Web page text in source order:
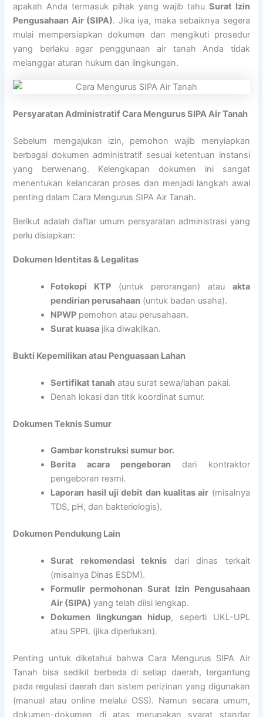
apakah Anda termasuk pihak yang wajib tahu Surat Izin
Pengusahaan Air (SIPA). Jika iya, maka sebaiknya segera
mulai mempersiapkan dokumen dan mengikuti prosedur
yang berlaku agar penggunaan air tanah Anda tidak
melanggar aturan hukum dan lingkungan.
Persyaratan Administratif Cara Mengurus SIPA Air Tanah
Sebelum mengajukan izin, pemohon wajib menyiapkan
berbagai dokumen administratif sesuai ketentuan instansi
yang berwenang. Kelengkapan dokumen ini sangat
menentukan kelancaran proses dan menjadi langkah awal
penting dalam Cara Mengurus SIPA Air Tanah.
Berikut adalah daftar umum persyaratan administrasi yang
perlu disiapkan:
Dokumen Identitas & Legalitas
Fotokopi KTP(untuk perorangan) atau akta
pendirian perusahaan (untuk badan usaha).
NPWP pemohon atau perusahaan.
Surat kuasa jika diwakilkan.
Bukti Kepemilikan atau Penguasaan Lahan
Sertifikat tanah atau surat sewa/lahan pakai.
Denah lokasi dan titik koordinat sumur.
Dokumen Teknis Sumur
Gambar konstruksi sumur bor.
Berita acara pengeborandari kontraktor
pengeboran resmi.
Laporan hasil uji debit dan kualitas air (misalnya
TDS, pH, dan bakteriologis).
Dokumen Pendukung Lain
Surat rekomendasi teknis dari dinas terkait
(misalnya Dinas ESDM).
Formulir permohonan Surat Izin Pengusahaan
Air (SIPA) yang telah diisi lengkap.
Dokumen lingkungan hidup, seperti UKL-UPL
atau SPPL (jika diperlukan).
Penting untuk diketahui bahwa Cara Mengurus SIPA Air
Tanah bisa sedikit berbeda di setiap daerah, tergantung
pada regulasi daerah dan sistem perizinan yang digunakan
(manual atau online melalui OSS). Namun secara umum,
dokumen-dokumen di atas merupakan syarat standar